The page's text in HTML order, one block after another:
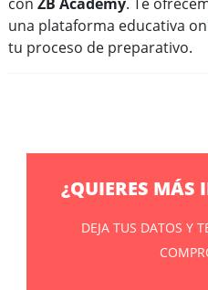
una plataforma educativa
tu proceso de preparativo.
¿QUIERES MÁS
DEJA TUS DATOS Y